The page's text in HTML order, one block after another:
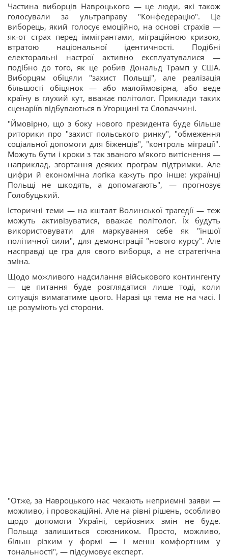
Частина виборців Навроцького — це люди, які також
голосували за ультраправу "Конфедерацію". Це
виборець, який голосує емоційно, на основі страхів —
як-от страх перед іммігрантами, міграційною кризою,
втратою національної ідентичності. Подібні
електоральні настрої активно експлуатувалися —
подібно до того, як це робив Дональд Трамп у США.
Виборцям обіцяли "захист Польщі", але реалізація
більшості обіцянок — або малоймовірна, або веде
країну в глухий кут, вважає політолог. Приклади таких
сценаріїв відбуваються в Угорщині та Словаччині.
"Ймовірно, що з боку нового президента буде більше
риторики про "захист польського ринку", "обмеження
соціальної допомоги для біженців", "контроль міграції".
Можуть бути і кроки з так званого м’якого витіснення —
наприклад, згортання деяких програм підтримки. Але
цифри й економічна логіка кажуть про інше: українці
Польщі не шкодять, а допомагають", — прогнозує
Голобуцький.
Історичні теми — на кшталт Волинської трагедії — теж
можуть активізуватися, вважає політолог. Їх будуть
використовувати для маркування себе як "іншої
політичної сили", для демонстрації "нового курсу". Але
насправді це гра для свого виборця, а не стратегічна
зміна.
Щодо можливого надсилання військового контингенту
— це питання буде розглядатися лише тоді, коли
ситуація вимагатиме цього. Наразі ця тема не на часі. І
це розуміють усі сторони.
"Отже, за Навроцького нас чекають неприємні заяви —
можливо, і провокаційні. Але на рівні рішень, особливо
щодо допомоги Україні, серйозних змін не буде.
Польща залишиться союзником. Просто, можливо,
більш різким у формі — і менш комфортним у
тональності", — підсумовує експерт.